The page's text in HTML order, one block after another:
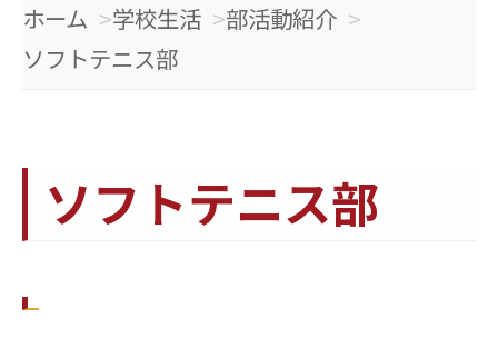
ホーム 学校生活
部活動紹介
ソフトテニス部
ソフトテニス部